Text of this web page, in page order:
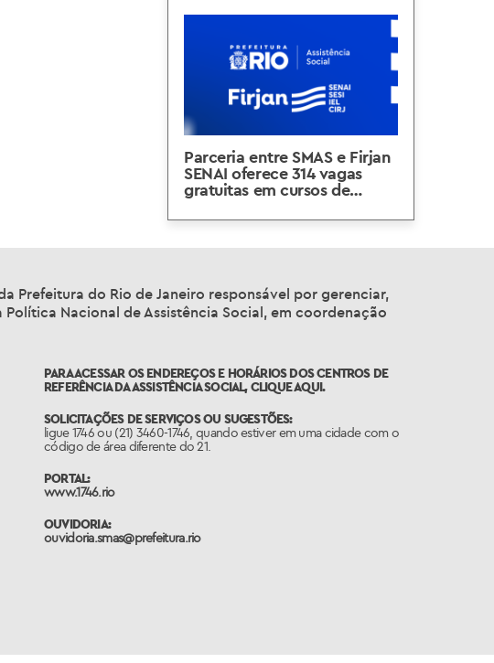
Parceria entre SMAS e Firjan
SENAI oferece 314 vagas
gratuitas em cursos de
Prefeitura do Rio de Janeiro responsável por gerenciar,
Nacional de Assistência Social, em coordenação
PARA ACESSAR OS ENDEREÇOS E HORÁRIOS DOS CENTROS DE
REFERÊNCIA DA ASSISTÊNCIA SOCIAL,CLIQUE AQUI.
SOLICITAÇÕES DE SERVIÇOS OU SUGESTÕES:
ligue 1746 ou (21) 3460-1746, quando estiver em uma cidade com o
código de área diferente do 21.
PORTAL:
www.1746.rio
OUVIDORIA:
ouvidoria.smas@prefeitura.rio